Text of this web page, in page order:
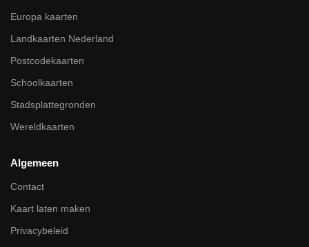
Europa kaarten
Landkaarten Nederland
Postcodekaarten
Schoolkaarten
Stadsplattegronden
Wereldkaarten
Algemeen
Contact
Kaart laten maken
Privacybeleid